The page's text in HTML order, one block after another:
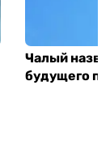
Чалый
будущего